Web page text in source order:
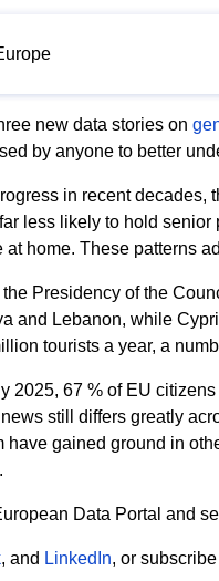
new data stories on
by anyone to better
in recent
less likely to hold
home. These patterns
Presidency of the
and Lebanon, while
tourists a year, a
67 % of EU
still differs greatly
gained ground in
Data Portal and
, and LinkedIn, or